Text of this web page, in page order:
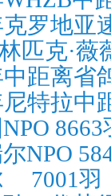
克罗地亚
匹克·薇
中距离省
尼特拉中
8663
NPO
7001羽